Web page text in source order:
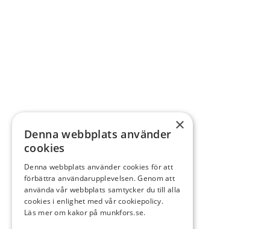
×
Denna webbplats använder
cookies
Denna webbplats använder cookies för att
förbättra användarupplevelsen. Genom att
använda vår webbplats samtycker du till alla
cookies i enlighet med vår cookiepolicy.
Läs mer om kakor på munkfors.se.